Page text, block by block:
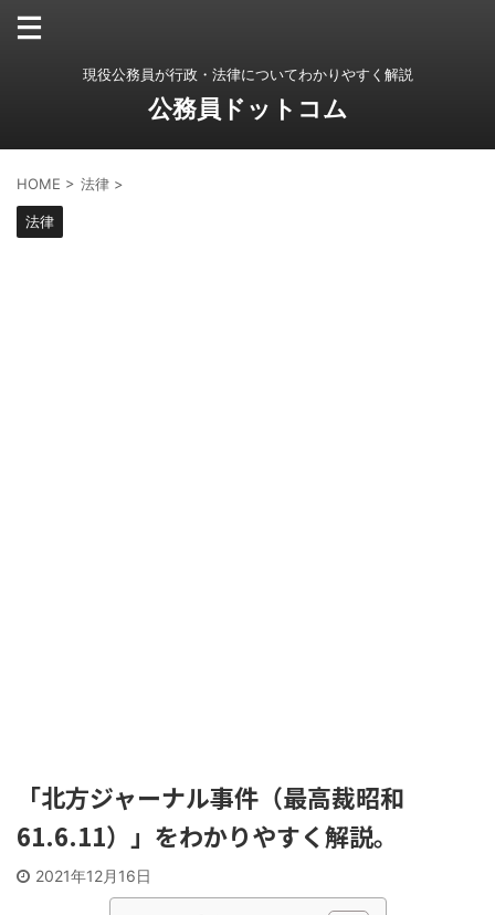
現役公務員が行政・法律についてわかりやすく解説
公務員ドットコム
HOME > 法律 >
法律
「北方ジャーナル事件（最高裁昭和
61.6.11）」をわかりやすく解説。
2021年12月16日